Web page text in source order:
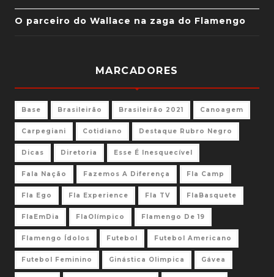
O parceiro do Wallace na zaga do Flamengo
MARCADORES
Base Brasileirão Brasileirão 2021 Canoagem
Carpegiani Cotidiano Destaque Rubro Negro
Dicas Diretoria Esse É Inesquecível
Fala Nação Fazemos A Diferença Fla Camp
Fla Ego Fla Experience Fla TV FlaBasquete
FlaEmDia FlaOlímpico Flamengo De 19
Flamengo Ídolos Futebol Futebol Americano
Futebol Feminino Ginástica Olimpica Gávea